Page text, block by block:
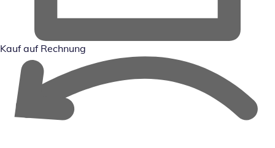
Kauf auf Rechnung